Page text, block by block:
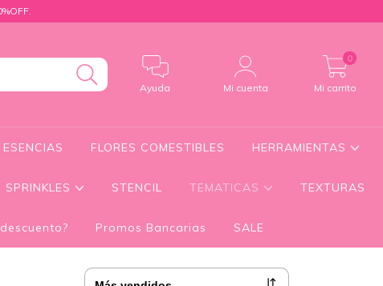
Ayuda Mi cuenta Mi carrito
0
ESENCIAS FLORES COMESTIBLES HERRAMIENTAS
SPRINKLES STENCIL TEMATICAS TEXTURAS
Promos Bancarias SALE